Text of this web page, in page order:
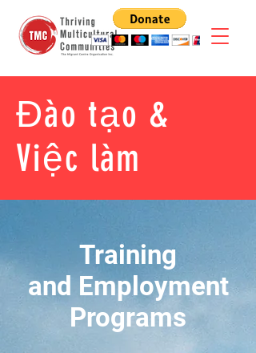
Đào tạo &
Việc làm
Training
and Employment
Programs